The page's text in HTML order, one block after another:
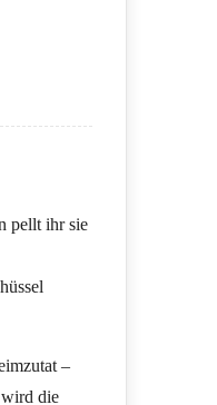
pellt ihr sie
–
die